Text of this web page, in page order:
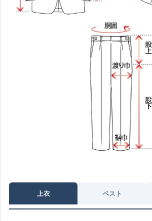
上衣 ベスト